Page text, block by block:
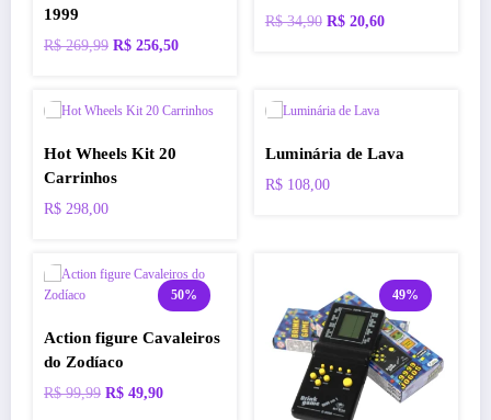
1999
R$269,99 O
era:
R$ 256,50O
é:
R$34,90 O
R$ 34,90.
R$20,60O
Hot Wheels Kit 20
Carrinhos
R$ 298,00
Luminária de Lava
R$108,00
50%
Action figure Cavaleiros
do Zodíaco
R$99,99 O
R$ 49,90O
49%